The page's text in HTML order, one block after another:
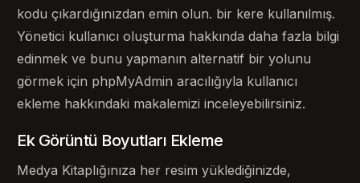
kodu çıkardığınızdan emin olun. bir kere kullanılmış.
Yönetici kullanıcı oluşturma hakkında daha fazla bilgi
edinmek ve bunu yapmanın alternatif bir yolunu
görmek için phpMyAdmin aracılığıyla kullanıcı
ekleme hakkındaki makalemizi inceleyebilirsiniz.
Ek Görüntü Boyutları Ekleme
Medya Kitaplığınıza her resim yüklediğinizde,